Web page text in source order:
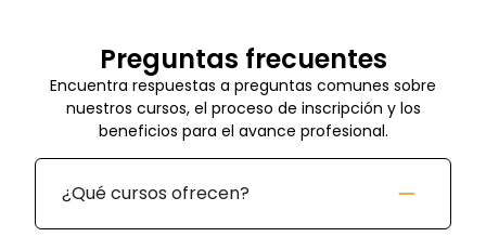
Preguntas frecuentes
Encuentra respuestas a preguntas comunes sobre
nuestros cursos, el proceso de inscripción y los
beneficios para el avance profesional.
¿Qué cursos ofrecen?